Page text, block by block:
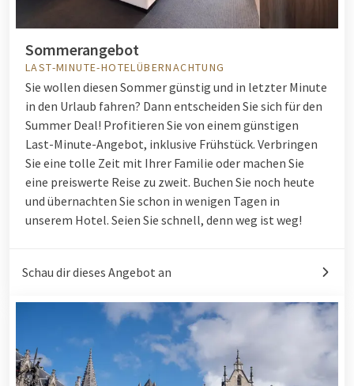
Sommerangebot
LAST-MINUTE-HOTELÜBERNACHTUNG
Sie wollen diesen Sommer günstig und in letzter Minute
in den Urlaub fahren? Dann entscheiden Sie sich für den
Summer Deal! Profitieren Sie von einem günstigen
Last-Minute-Angebot, inklusive Frühstück. Verbringen
Sie eine tolle Zeit mit Ihrer Familie oder machen Sie
eine preiswerte Reise zu zweit. Buchen Sie noch heute
und übernachten Sie schon in wenigen Tagen in
unserem Hotel. Seien Sie schnell, denn weg ist weg!
Schau dir dieses Angebot an